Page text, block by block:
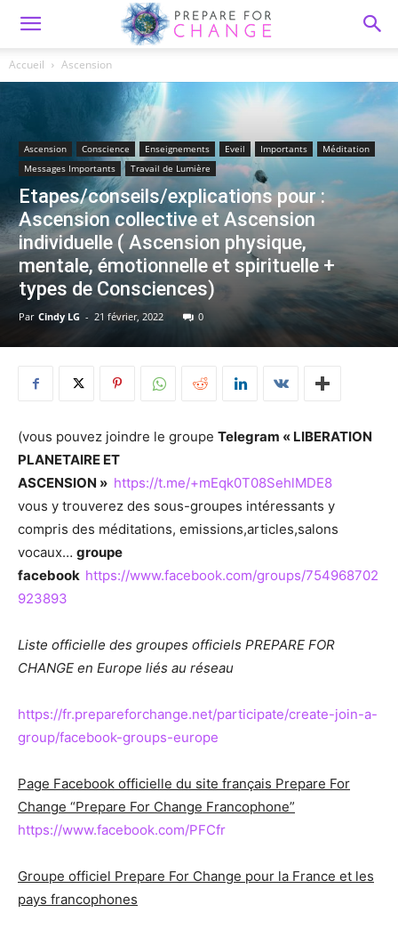
Accueil Ascension
Ascension Conscience Enseignements Eveil Importants
Méditation
Messages Importants
Travail de Lumière
Etapes/conseils/explications pour :
Ascension collective et Ascension
individuelle ( Ascension physique,
mentale, émotionnelle et spirituelle +
types de Consciences)
Par Cindy LG - 21 février, 2022 0
(vous pouvez joindre le groupe Telegram « LIBERATION
PLANETAIRE ET
ASCENSION » https://t.me/+mEqk0T08SehlMDE8
vous y trouverez des sous-groupes intéressants y
compris des méditations, emissions,articles,salons
vocaux… groupe
facebook https://www.facebook.com/groups/754968702
923893
Liste officielle des groupes officiels PREPARE FOR
CHANGE en Europe liés au réseau
https://fr.prepareforchange.net/participate/create-join-a-
group/facebook-groups-europe
Page Facebook officielle du site français Prepare For
Change “Prepare For Change Francophone”
https://www.facebook.com/PFCfr
Groupe officiel Prepare For Change pour la France et les
pays francophones